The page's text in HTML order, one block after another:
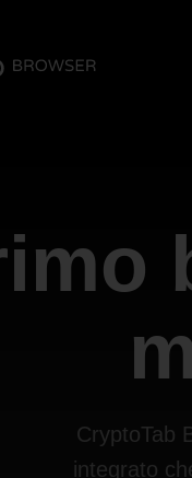
CryptoTab
integrato